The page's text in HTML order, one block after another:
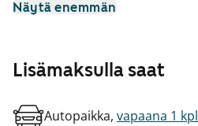
Näytä enemmän
Lisämaksulla saat
Autopaikka, vapaana 1 kpl